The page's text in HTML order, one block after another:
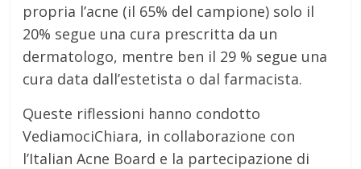
propria l’acne (il 65% del campione) solo il
20% segue una cura prescritta da un
dermatologo, mentre ben il 29 % segue una
cura data dall’estetista o dal farmacista.
Queste riflessioni hanno condotto
VediamociChiara, in collaborazione con
l’Italian Acne Board e la partecipazione di